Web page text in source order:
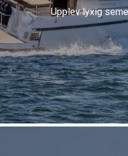
Upplev lyxig